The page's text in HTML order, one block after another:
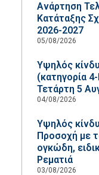
Ανάρτηση
Κατάταξης
2026-2027
05/08/2026
Υψηλός
(κατηγορία
Τετάρτη 5
04/08/2026
Υψηλός
Προσοχή με
ογκώδη,
Ρεματιά
03/08/2026